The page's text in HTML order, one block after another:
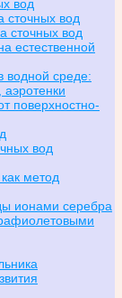
вод
сточных вод
сточных вод
естественной
водной среде:
поверхностно-
вод
метод
ионами серебра